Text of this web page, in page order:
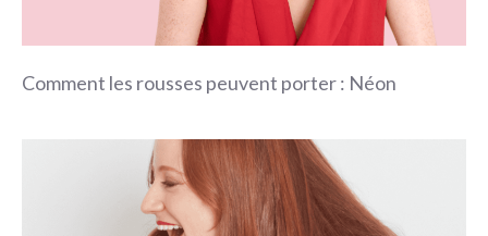
Comment les rousses peuvent porter : Néon